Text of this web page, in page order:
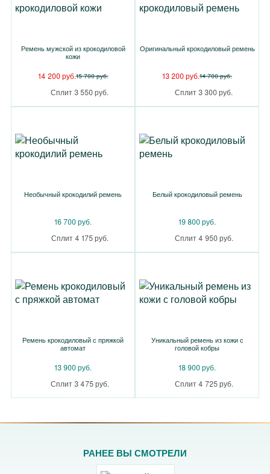
Ремень мужской из крокодиловой
кожи
14 200 руб.15 700 руб.
Сплит 3 550 руб.
Оригинальный крокодиловый ремень
13 200 руб.14 700 руб.
Сплит 3 300 руб.
Необычный крокодилий ремень
16 700 руб.
Сплит 4 175 руб.
Белый крокодиловый ремень
19 800 руб.
Сплит 4 950 руб.
Ремень крокодиловый с пряжкой
автомат
13 900 руб.
Сплит 3 475 руб.
Уникальный ремень из кожи с
головой кобры
18 900 руб.
Сплит 4 725 руб.
РАНЕЕ ВЫ СМОТРЕЛИ